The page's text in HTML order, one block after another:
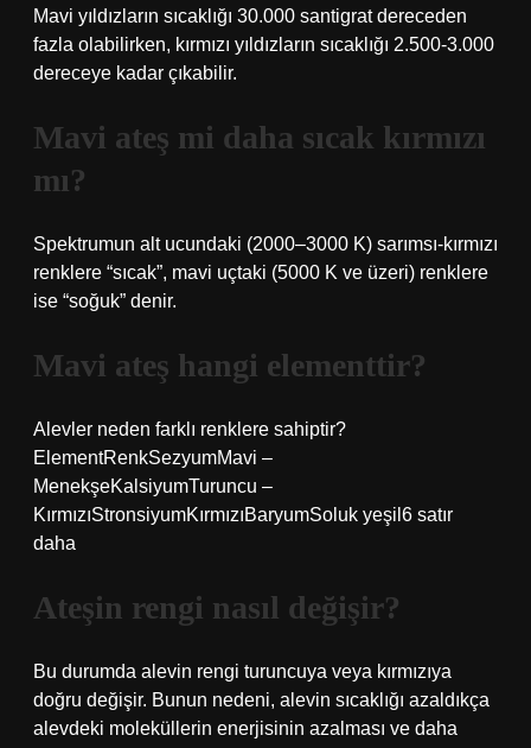
Mavi yıldızların sıcaklığı 30.000 santigrat dereceden
fazla olabilirken, kırmızı yıldızların sıcaklığı 2.500-3.000
dereceye kadar çıkabilir.
Mavi ateş mi daha sıcak kırmızı
mı?
Spektrumun alt ucundaki (2000–3000 K) sarımsı-kırmızı
renklere “sıcak”, mavi uçtaki (5000 K ve üzeri) renklere
ise “soğuk” denir.
Mavi ateş hangi elementtir?
Alevler neden farklı renklere sahiptir?
ElementRenkSezyumMavi –
MenekşeKalsiyumTuruncu –
KırmızıStronsiyumKırmızıBaryumSoluk yeşil6 satır
daha
Ateşin rengi nasıl değişir?
Bu durumda alevin rengi turuncuya veya kırmızıya
doğru değişir. Bunun nedeni, alevin sıcaklığı azaldıkça
alevdeki moleküllerin enerjisinin azalması ve daha